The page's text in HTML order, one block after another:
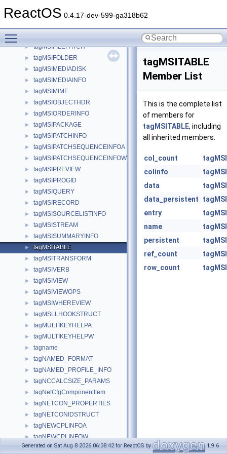
ReactOS 0.4.17-dev-599-ga318b62
► tagMSIFEATURE
► tagMSIFILEPATCH
► tagMSIFOLDER
► tagMSIMEDIADISK
► tagMSIMEDIAINFO
► tagMSIMIME
► tagMSIOBJECTHDR
► tagMSIORDERINFO
► tagMSIPACKAGE
► tagMSIPATCHINFO
► tagMSIPATCHSEQUENCEINFOA
► tagMSIPATCHSEQUENCEINFOW
► tagMSIPREVIEW
► tagMSIPROGID
► tagMSIQUERY
► tagMSIRECORD
► tagMSISOURCELISTINFO
► tagMSISTREAM
► tagMSISUMMARYINFO
► tagMSITABLE
► tagMSITRANSFORM
► tagMSIVERB
► tagMSIVIEW
► tagMSIVIEWOPS
► tagMSIWHEREVIEW
► tagMSLLHOOKSTRUCT
► tagMULTIKEYHELPA
► tagMULTIKEYHELPW
► tagname
► tagNAMED_FORMAT
► tagNAMED_PROFILE_INFO
► tagNCCALCSIZE_PARAMS
► tagNetCfgComponentItem
► tagNETCON_PROPERTIES
► tagNETCONIDSTRUCT
► tagNEWCPLINFOA
► tagNEWCPLINFOW
► tagNEWTEXTMETRICA
tagMSITABLE
Member List
This is the complete list
of members for
tagMSITABLE, including
all inherited members.
col_count
colinfo
data
data_persistent
entry
name
persistent
ref_count
row_count
Generated on Sat Aug 8 2026 06:38:42 for ReactOS by 1.9.6